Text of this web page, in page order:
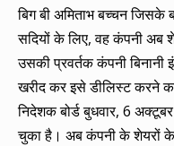
07
बिग बी अमिताभ बच्चन जिसके
सदियों के लिए, वह कंपनी अब
उसकी प्रवर्तक कंपनी बिनानी
खरीद कर इसे डीलिस्ट करने
निदेशक बोर्ड बुधवार, 6
चुका है। अब कंपनी के शेयरों